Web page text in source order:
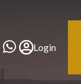
Login